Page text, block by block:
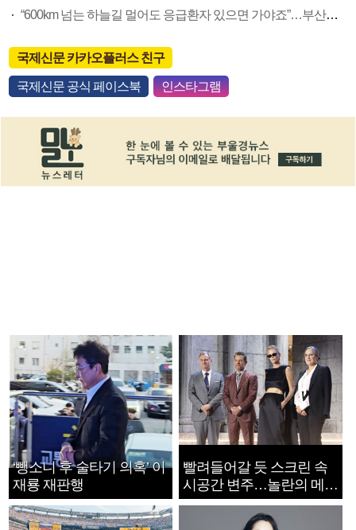
“600km 넘는 하늘길 멀어도 응급환자 있으면 가야죠”…부산소방항공대 활약상 눈길
국제신문 카카오플러스 친구
국제신문 공식 페이스북 인스타그램
‘뺑소니 후 술타기 의혹’ 이
재룡 재판행
빨려들어갈 듯 스크린 속
시공간 변주…놀란의 메시
지는 ‘전쟁 속죄’